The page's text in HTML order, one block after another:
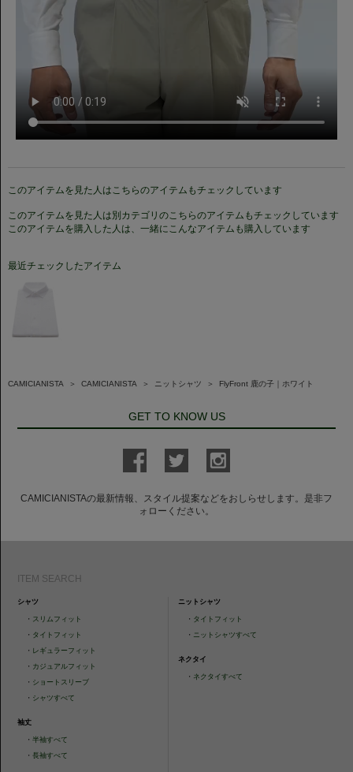
このアイテムを見た人はこちらのアイテムもチェックしています
このアイテムを見た人は別カテゴリのこちらのアイテムもチェックしています
このアイテムを購入した人は、一緒にこんなアイテムも購入しています
最近チェックしたアイテム
CAMICIANISTA ＞ CAMICIANISTA ＞ ニットシャツ ＞ FlyFront 鹿の子｜ホワイト
GET TO KNOW US
CAMICIANISTAの最新情報、スタイル提案などをおしらせします。是非フ
ォローください。
ITEM SEARCH
シャツ
・ スリムフィット
・ タイトフィット
・ レギュラーフィット
・ カジュアルフィット
・ ショートスリーブ
・ シャツすべて
袖丈
・半袖すべて
・長袖すべて
ニットシャツ
・ タイトフィット
・ ニットシャツすべて
ネクタイ
・ ネクタイすべて